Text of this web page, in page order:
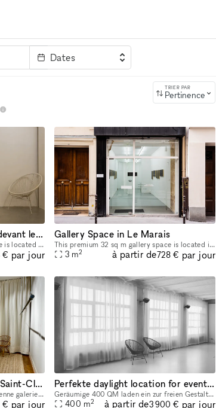
Dates
TRIER PAR
Pertinence
Un espace pop-up unique devant le Centre Georges Pompidou !
This exceptional 115m² gallery space is located in one of Paris' most vibrant and cultural neighborhoods, just steps away from the iconic Centre Pompidou. With its spacious and versatile layout, this
€ par jour
Gallery Space in Le Marais
This premium 32 sq m gallery space is located in the heart of Le Marais. It's a brilliant location for Pop-Up Stores, Art Exhibitions. This store boasts a flawless frontage which is entirely glass w
3 m2 à partir de728 € par jour
Magnifique Showroom rue Saint-Claude dans le Marais
Cet espace magnifique est une ancienne galerie d'art qui se distingue par ses hauts plafonds et sa luminosité naturelle. Récemment rénové pour accueillir un label de design, il est situé dans le quar
€ par jour
Perfekte daylight location for events, phot and film, showroom
Geräumige 400 QM laden ein zur freien Gestaltung. Event, Showroom, Sales Room, Marketing Meetings, Photo and Film Productions, alles ist möglich. Cooles Interior, Parkplatz vor der Tür, Lastenfahrs
400 m2 à partir de3 900 € par jour